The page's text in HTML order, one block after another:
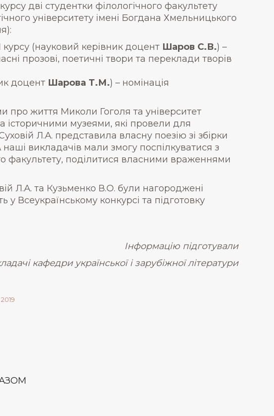
дві студентки філологічного факультету
університету імені Богдана Хмельницького
курсу (науковий керівник доцент Шаров С.В.) –
прозові, поетичні твори та переклади творів
доцент Шарова Т.М.) – номінація
про життя Миколи Гоголя та університет
історичними музеями, які провели для
Л.А. представила власну поезію зі збірки
наші викладачів мали змогу поспілкуватися з
факультету, поділитися власними враженнями
Л.А. та Кузьменко В.О. були нагороджені
у Всеукраїнському конкурсі та підготовку
Інформацію підготували
кафедри української і зарубіжної літератури